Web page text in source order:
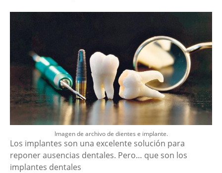
Imagen de archivo de dientes e implante.
Los implantes son una excelente solución para
reponer ausencias dentales. Pero… que son los
implantes dentales